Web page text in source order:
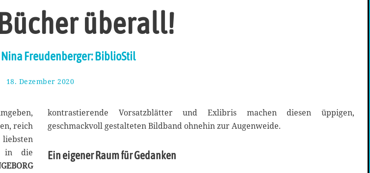
überall!
Freudenberger: BiblioStil
18. Dezember 2020
D
z
b
reich
in die
kontrastierende Vorsatzblätter und Exlibris machen diesen üppigen,
geschmackvoll gestalteten Bildband ohnehin zur Augenweide.
Ein eigener Raum für Gedanken